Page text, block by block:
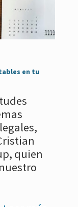
en tu
quien